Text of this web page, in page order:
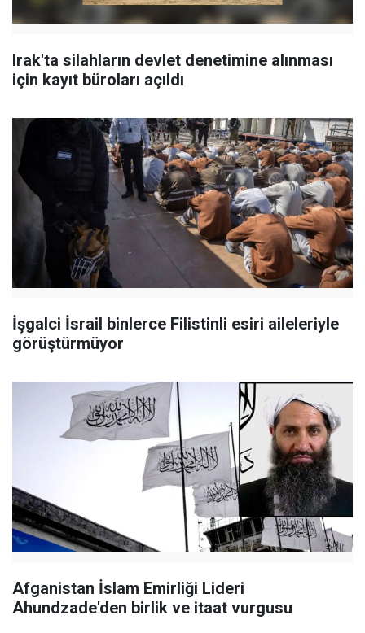
Irak'ta silahların devlet denetimine alınması
için kayıt büroları açıldı
İşgalci İsrail binlerce Filistinli esiri aileleriyle
görüştürmüyor
Afganistan İslam Emirliği Lideri
Ahundzade'den birlik ve itaat vurgusu